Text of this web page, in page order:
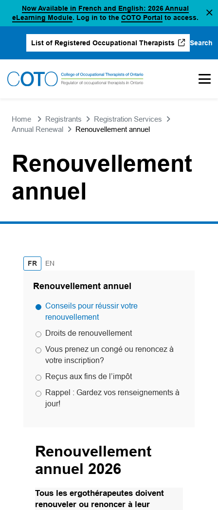
Skip
to
content
Now Available in French and English: 2026 Annual
eLearning Module(opens in a new tab)
. Log in to the COTO Portal (opens in a new
to access.
List of Registered Occupational Therapists
(opens in a new tab)
Search
Home Registrants
Registration Services
Annual Renewal
Renouvellement annuel
Renouvellement
annuel
FR English
EN
Renouvellement annuel
Conseils pour réussir votre
renouvellement
Droits de renouvellement
Vous prenez un congé ou renoncez à
votre inscription?
Reçus aux fins de l’impôt
Rappel : Gardez vos renseignements à
jour!
Renouvellement
annuel 2026
Tous les ergothérapeutes doivent
renouveler ou renoncer à leur